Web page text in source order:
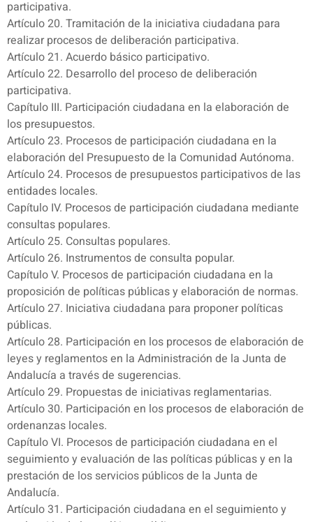
participativa.
Artículo 20. Tramitación de la iniciativa ciudadana para
realizar procesos de deliberación participativa.
Artículo 21. Acuerdo básico participativo.
Artículo 22. Desarrollo del proceso de deliberación
participativa.
Capítulo III. Participación ciudadana en la elaboración de
los presupuestos.
Artículo 23. Procesos de participación ciudadana en la
elaboración del Presupuesto de la Comunidad Autónoma.
Artículo 24. Procesos de presupuestos participativos de las
entidades locales.
Capítulo IV. Procesos de participación ciudadana mediante
consultas populares.
Artículo 25. Consultas populares.
Artículo 26. Instrumentos de consulta popular.
Capítulo V. Procesos de participación ciudadana en la
proposición de políticas públicas y elaboración de normas.
Artículo 27. Iniciativa ciudadana para proponer políticas
públicas.
Artículo 28. Participación en los procesos de elaboración de
leyes y reglamentos en la Administración de la Junta de
Andalucía a través de sugerencias.
Artículo 29. Propuestas de iniciativas reglamentarias.
Artículo 30. Participación en los procesos de elaboración de
ordenanzas locales.
Capítulo VI. Procesos de participación ciudadana en el
seguimiento y evaluación de las políticas públicas y en la
prestación de los servicios públicos de la Junta de
Andalucía.
Artículo 31. Participación ciudadana en el seguimiento y